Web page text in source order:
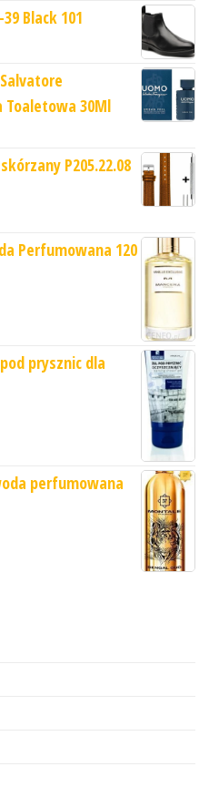
Black 101
Toaletowa 30Ml
P205.22.08
Perfumowana 120
prysznic dla
perfumowana